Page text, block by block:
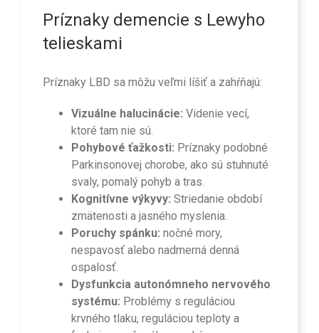
Príznaky demencie s Lewyho
telieskami
Príznaky LBD sa môžu veľmi líšiť a zahŕňajú:
Vizuálne halucinácie: Videnie vecí,
ktoré tam nie sú.
Pohybové ťažkosti: Príznaky podobné
Parkinsonovej chorobe, ako sú stuhnuté
svaly, pomalý pohyb a tras.
Kognitívne výkyvy: Striedanie období
zmätenosti a jasného myslenia.
Poruchy spánku: nočné mory,
nespavosť alebo nadmerná denná
ospalosť.
Dysfunkcia autonómneho nervového
systému: Problémy s reguláciou
krvného tlaku, reguláciou teploty a